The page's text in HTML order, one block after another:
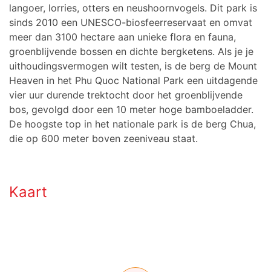
langoer, lorries, otters en neushoornvogels. Dit park is
sinds 2010 een UNESCO-biosfeerreservaat en omvat
meer dan 3100 hectare aan unieke flora en fauna,
groenblijvende bossen en dichte bergketens. Als je je
uithoudingsvermogen wilt testen, is de berg de Mount
Heaven in het Phu Quoc National Park een uitdagende
vier uur durende trektocht door het groenblijvende
bos, gevolgd door een 10 meter hoge bamboeladder.
De hoogste top in het nationale park is de berg Chua,
die op 600 meter boven zeeniveau staat.
Kaart